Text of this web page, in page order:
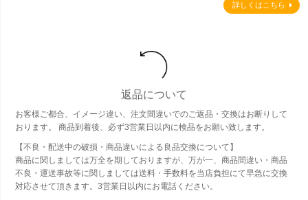
詳しくはこちら
返品について
お客様ご都合、イメージ違い、注文間違いでのご返品・交換はお断りして
おります。 商品到着後、必ず3営業日以内に検品をお願い致します。
【不良・配送中の破損・商品違いによる良品交換について】
商品に関しましては万全を期しておりますが、万が一、商品間違い・商品
不良・運送事故等に関しましては送料・手数料を当店負担にて早急に交換
対応させて頂きます。3営業日以内にお電話ください。